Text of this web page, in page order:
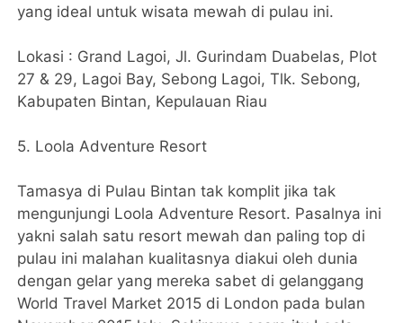
yang ideal untuk wisata mewah di pulau ini.
Lokasi : Grand Lagoi, Jl. Gurindam Duabelas, Plot
27 & 29, Lagoi Bay, Sebong Lagoi, Tlk. Sebong,
Kabupaten Bintan, Kepulauan Riau
5. Loola Adventure Resort
Tamasya di Pulau Bintan tak komplit jika tak
mengunjungi Loola Adventure Resort. Pasalnya ini
yakni salah satu resort mewah dan paling top di
pulau ini malahan kualitasnya diakui oleh dunia
dengan gelar yang mereka sabet di gelanggang
World Travel Market 2015 di London pada bulan